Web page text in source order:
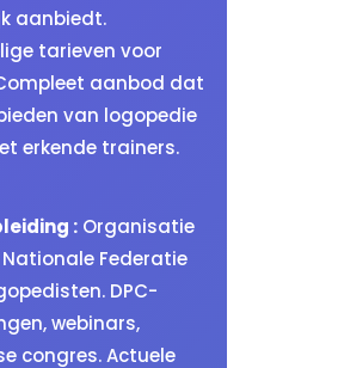
aanbiedt.
tarieven voor
aanbod dat
van logopedie
erkende trainers.
:Organisatie
Federatie
DPC-
webinars,
congres. Actuele